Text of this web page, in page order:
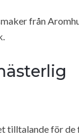
från
tilltalande för de